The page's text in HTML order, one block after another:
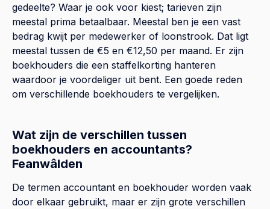
gedeelte? Waar je ook voor kiest; tarieven zijn
meestal prima betaalbaar. Meestal ben je een vast
bedrag kwijt per medewerker of loonstrook. Dat ligt
meestal tussen de €5 en €12,50 per maand. Er zijn
boekhouders die een staffelkorting hanteren
waardoor je voordeliger uit bent. Een goede reden
om verschillende boekhouders te vergelijken.
Wat zijn de verschillen tussen
boekhouders en accountants?
Feanwâlden
De termen accountant en boekhouder worden vaak
door elkaar gebruikt, maar er zijn grote verschillen